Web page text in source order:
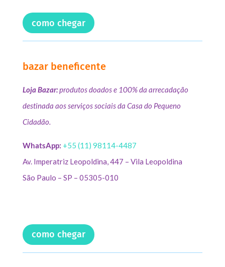
como chegar
bazar beneficente
Loja Bazar:produtos doados e 100% da arrecadação
destinada aos serviços sociais da Casa do Pequeno
Cidadão.
WhatsApp: +55 (11) 98114-4487
Av. Imperatriz Leopoldina, 447 – Vila Leopoldina
São Paulo – SP – 05305-010
como chegar